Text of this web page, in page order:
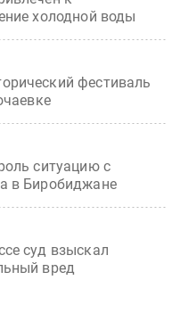
холодной воды
фестиваль
ситуацию с
в Биробиджане
суд взыскал
вред